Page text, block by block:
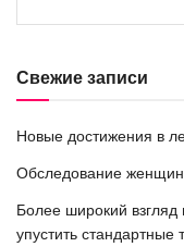
Свежие записи
Новые достижения в
Обследование
Более широкий взгляд
упустить стандартные